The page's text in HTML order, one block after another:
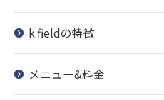
k.fieldの特徴
メニュー&料金